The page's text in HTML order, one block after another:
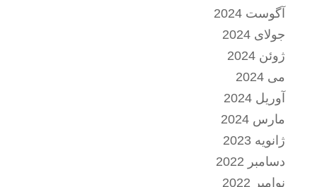
آگوست 2024
جولای 2024
ژوئن 2024
می 2024
آوریل 2024
مارس 2024
ژانویه 2023
دسامبر 2022
نوامبر 2022